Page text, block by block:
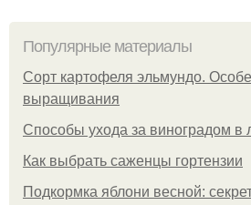
Популярные материалы
Сорт картофеля эльмундо.
выращивания
Способы ухода за виноградом в
Как выбрать саженцы гортензии
Подкормка яблони весной: